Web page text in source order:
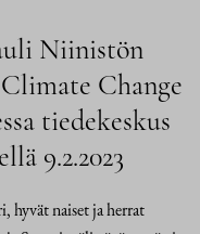
Niinistön
Change
tiedekeskus
9.2.2023
hyvät naiset ja herrat